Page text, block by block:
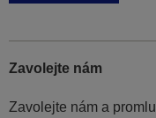
Zavolejte nám
Zavolejte nám a